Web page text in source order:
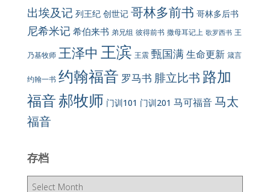
出埃及记 列王纪 创世记 哥林多前书 哥林多后书
尼希米记 希伯来书 弟兄组 彼得前书 撒母耳记上 歌罗西书 王
乃基牧师 王泽中 王滨 王震 甄国满生命更新 箴言
约翰一书 约翰福音 罗马书 腓立比书 路加
福音郝牧师 门训101 门训201 马可福音马太
福音
存档
存